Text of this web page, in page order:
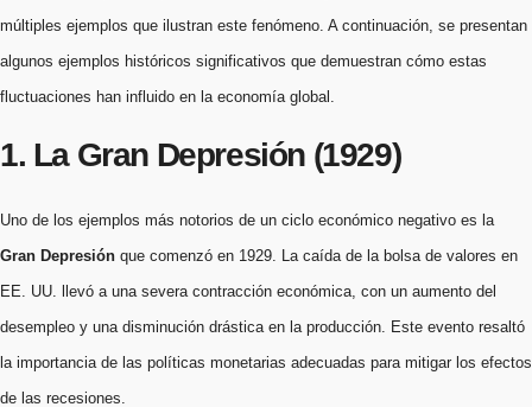
múltiples ejemplos que ilustran este fenómeno. A continuación, se presentan
algunos ejemplos históricos significativos que demuestran cómo estas
fluctuaciones han influido en la economía global.
1. La Gran Depresión (1929)
Uno de los ejemplos más notorios de un ciclo económico negativo es la
Gran Depresión que comenzó en 1929. La caída de la bolsa de valores en
EE. UU. llevó a una severa contracción económica, con un aumento del
desempleo y una disminución drástica en la producción. Este evento resaltó
la importancia de las políticas monetarias adecuadas para mitigar los efectos
de las recesiones.